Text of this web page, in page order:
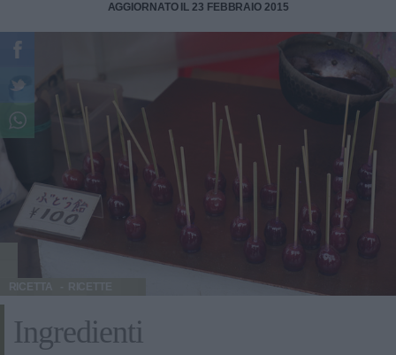
AGGIORNATO IL 23 FEBBRAIO 2015
RICETTA
Ingredienti